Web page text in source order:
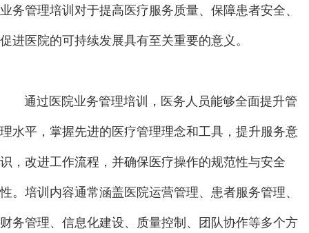
业务管理培训对于提高医疗服务质量、保障患者安全、
促进医院的可持续发展具有至关重要的意义。
通过医院业务管理培训，医务人员能够全面提升管
理水平，掌握先进的医疗管理理念和工具，提升服务意
识，改进工作流程，并确保医疗操作的规范性与安全
性。培训内容通常涵盖医院运营管理、患者服务管理、
财务管理、信息化建设、质量控制、团队协作等多个方